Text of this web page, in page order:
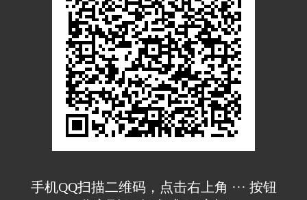
手机QQ扫描二维码，点击右上角 ··· 按钮